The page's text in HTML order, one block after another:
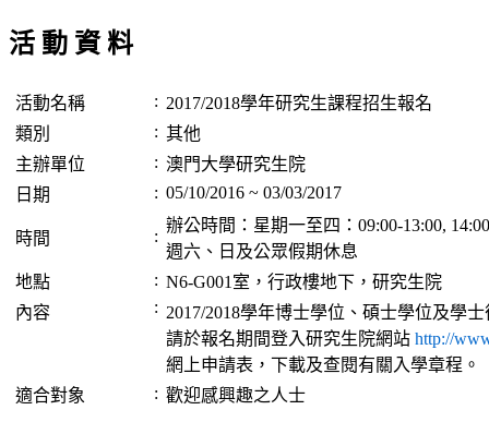
活 動 資 料
活動名稱 : 2017/2018學年研究生課程招生報名
類別
: 其他
主辦單位
: 澳門大學研究生院
日期
: 05/10/2016 ~ 03/03/2017
時間 :
辦公時間：星期一至四：09:00-13:00,
週六、日及公眾假期休息
地點
: N6-G001室，行政樓地下，研究生院
內容
: 2017/2018學年博士學位、碩士學位及學
請於報名期間登入研究生院網站 http://
網上申請表，下載及查閱有關入學章程。
適合對象
: 歡迎感興趣之人士